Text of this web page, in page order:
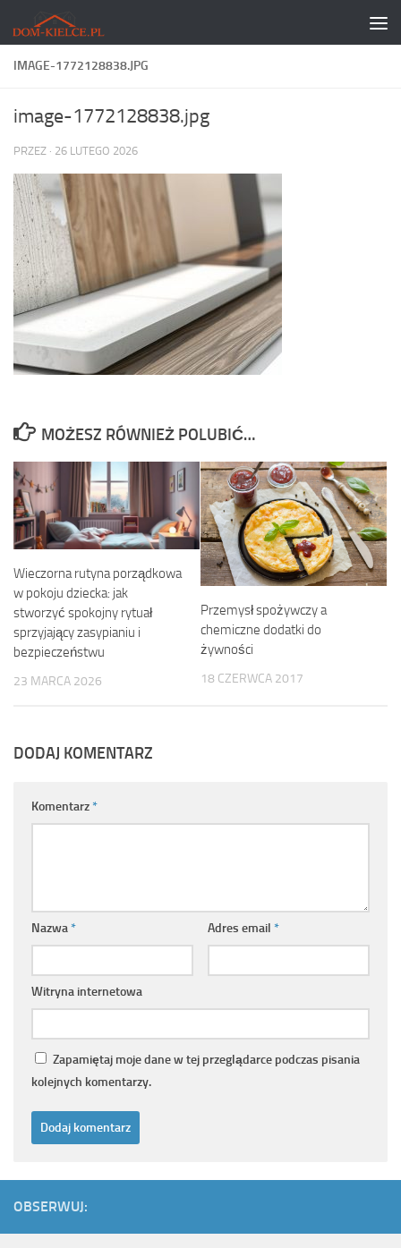
Skip to content
IMAGE-1772128838.JPG
image-1772128838.jpg
PRZEZ · 26 LUTEGO 2026
MOŻESZ RÓWNIEŻ POLUBIĆ…
Wieczorna rutyna porządkowa
w pokoju dziecka: jak
stworzyć spokojny rytuał
sprzyjający zasypianiu i
bezpieczeństwu
23 MARCA 2026
Przemysł spożywczy a
chemiczne dodatki do
żywności
18 CZERWCA 2017
DODAJ KOMENTARZ
Komentarz*
Nazwa* Adres email *
Witryna internetowa
Zapamiętaj moje dane w tej przeglądarce podczas pisania
kolejnych komentarzy.
OBSERWUJ: